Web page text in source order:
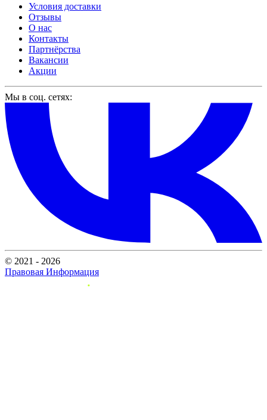
Условия доставки
Отзывы
О нас
Контакты
Партнёрства
Вакансии
Акции
Мы в соц. сетях:
© 2021 - 2026
Правовая Информация